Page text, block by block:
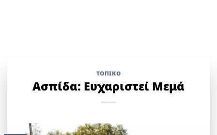
ΤΟΠΙΚΌ
Ασπίδα: Ευχαριστεί Μεμά